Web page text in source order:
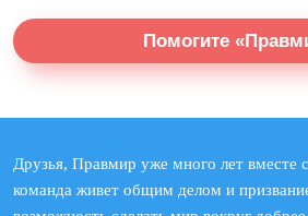
Помогите
Друзья, Правмир уже много лет вместе
команда живет общим делом и